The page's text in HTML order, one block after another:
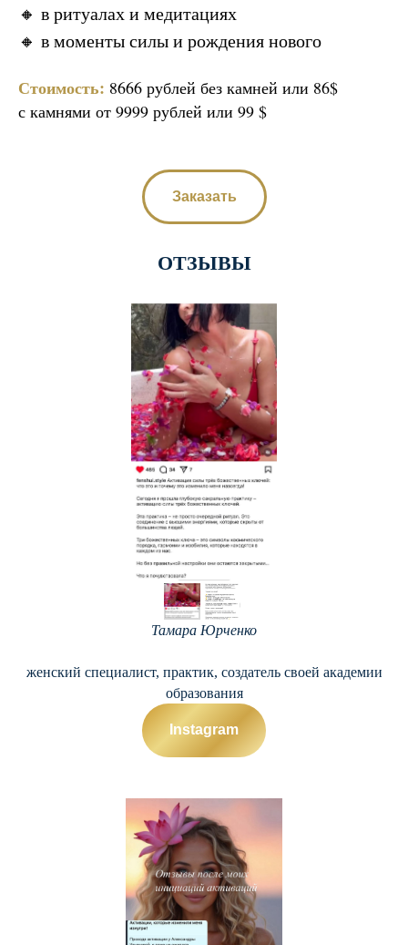
🔸 в ритуалах и медитациях
🔸 в моменты силы и рождения нового
Стоимость: 8666 рублей без камней или 86$
с камнями от 9999 рублей или 99 $
Заказать
ОТЗЫВЫ
Тамара Юрченко
женский специалист, практик, создатель своей академии
образования
Instagram